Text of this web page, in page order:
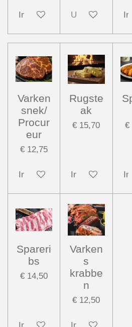
In winkelwagenUitverkocht In
Varken
snek/
Procur
eur
€ 12,75
In winkelwagen
Rugste
ak
€ 15,70
In winkelwagen
€
Spareri
bs
€ 14,50
In winkelwagen
Varken
s
krabbe
n
€ 12,50
In winkelwagen